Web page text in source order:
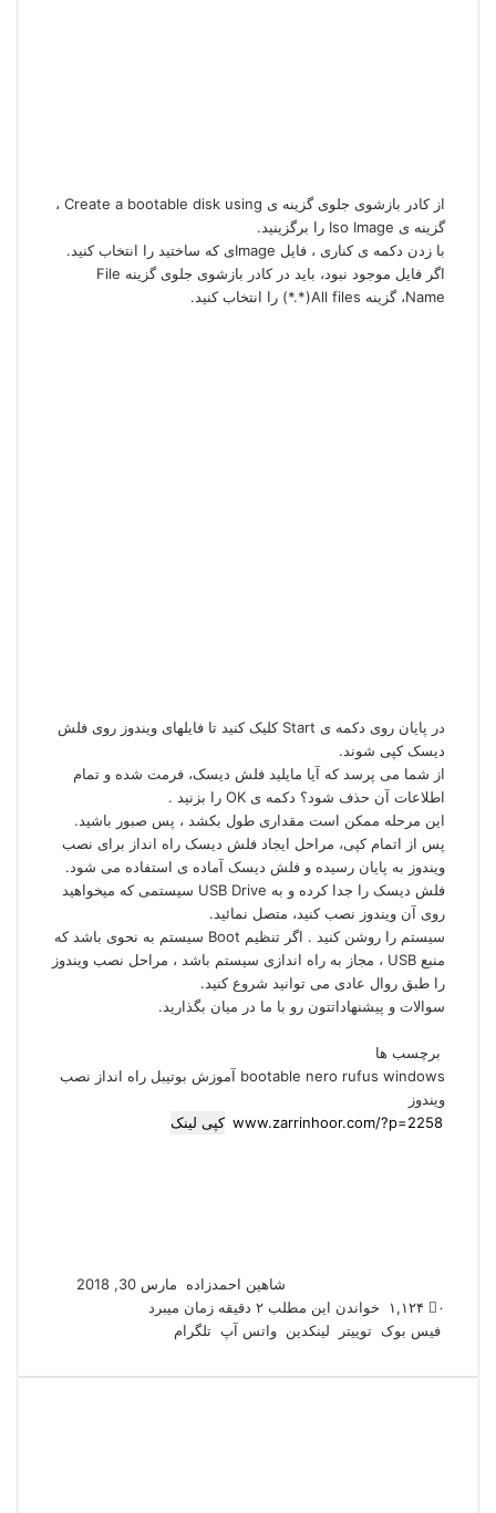
از کادر بازشوی جلوی گزینه ی Create a bootable disk using ،
گزینه ی Iso Image را برگزینید.
با زدن دکمه ی کناری ، فایل Imageی که ساختید را انتخاب کنید.
اگر فایل موجود نبود، باید در کادر بازشوی جلوی گزینه File
Name، گزینه All files(*.*) را انتخاب کنید.
در پایان روی دکمه ی Start کلیک کنید تا فایلهای ویندوز روی فلش
دیسک کپی شوند.
از شما می پرسد که آیا مایلید فلش دیسک، فرمت شده و تمام
اطلاعات آن حذف شود؟ دکمه ی OK را بزنید .
این مرحله ممکن است مقداری طول بکشد ، پس صبور باشید.
پس از اتمام کپی، مراحل ایجاد فلش دیسک راه انداز برای نصب
ویندوز به پایان رسیده و فلش دیسک آماده ی استفاده می شود.
فلش دیسک را جدا کرده و به USB Drive سیستمی که میخواهید
روی آن ویندوز نصب کنید، متصل نمائید.
سیستم را روشن کنید . اگر تنظیم Boot سیستم به نحوی باشد که
منبع USB ، مجاز به راه اندازی سیستم باشد ، مراحل نصب ویندوز
را طبق روال عادی می توانید شروع کنید.
سوالات و پیشنهاداتتون رو با ما در میان بگذارید.
برچسب ها
bootable nero rufus windows آموزش بوتیبل راه انداز نصب
ویندوز
کپی لینک
شاهین احمدزاده
مارس 30, 2018
۰
خواندن این مطلب ۲ دقیقه زمان میبرد
فیس بوک توییتر لینکدین واتس آپ تلگرام